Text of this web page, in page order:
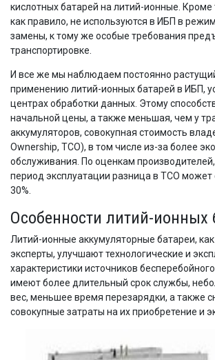
кислотных батарей на литий-ионные. Кроме
как правило, не используются в ИБП в
замены, к тому же особые требования
транспортировке.
И все же мы наблюдаем постоянно
применению литий-ионных батарей в ИБП,
центрах обработки данных. Этому
начальной цены, а также меньшая, чем у
аккумуляторов, совокупная стоимость
Ownership, TCO), в том числе из-за более
обслуживания. По оценкам
период эксплуатации разница в TCO может
30%.
Особенности литий-ионных
Литий-ионные аккумуляторные батареи,
эксперты, улучшают технологические и
характеристики источников
имеют более длительный срок службы,
вес, меньшее время перезарядки, а также
совокупные затраты на их приобретение и